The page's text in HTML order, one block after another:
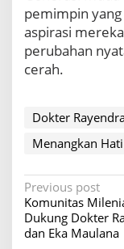
pemimpin
aspirasi
perubahan
cerah.
Dokter
Menangkan
P
o
s
Previous post
Komunitas
Dukung Dokter
dan Eka Maulana